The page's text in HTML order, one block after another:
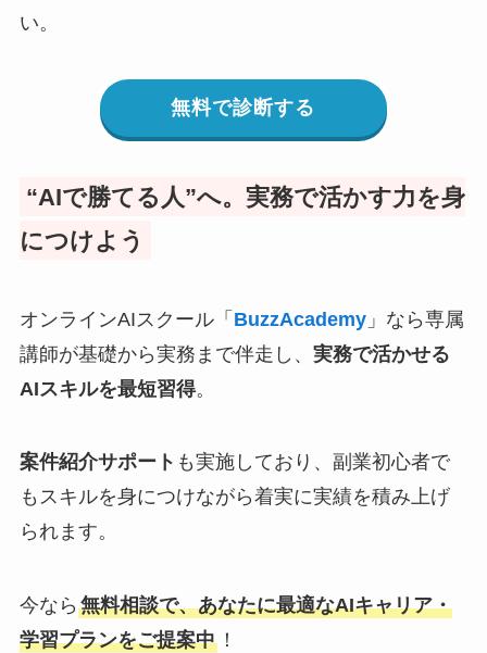
い。
無料で診断する
“AIで勝てる人”へ。実務で活かす力を身
につけよう
オンラインAIスクール「 BuzzAcademy」なら専属
講師が基礎から実務まで伴走し、 実務で活かせる
AIスキルを最短習得。
案件紹介サポート も実施しており、副業初心者で
もスキルを身につけながら着実に実績を積み上げ
られます。
今なら 無料相談で、あなたに最適なAIキャリア・
学習プランをご提案中！